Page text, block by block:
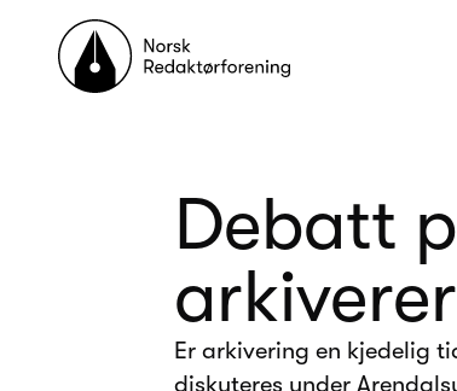
Til forsiden
Debatt
Er arkivering en kjedelig
diskuteres under